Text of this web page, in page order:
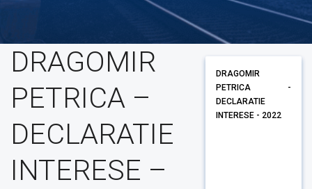
DRAGOMIR
PETRICA –
DECLARATIE
INTERESE –
DRAGOMIR
PETRICA -
DECLARATIE
INTERESE - 2022